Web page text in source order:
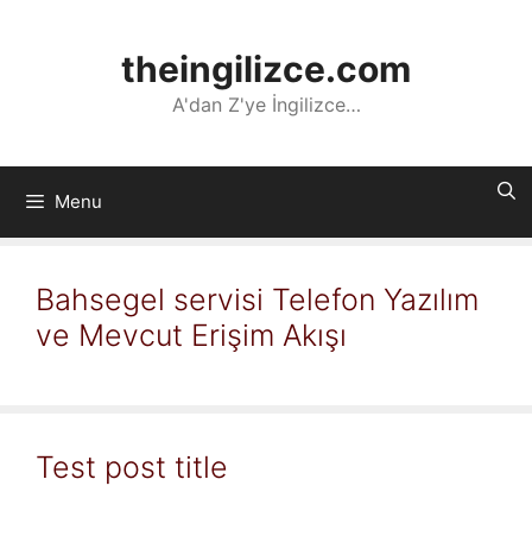
theingilizce.com
A'dan Z'ye İngilizce…
Menu
Bahsegel servisi Telefon Yazılım
ve Mevcut Erişim Akışı
Test post title